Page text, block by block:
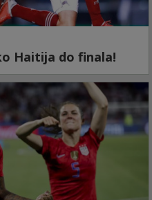
Haitija do finala!